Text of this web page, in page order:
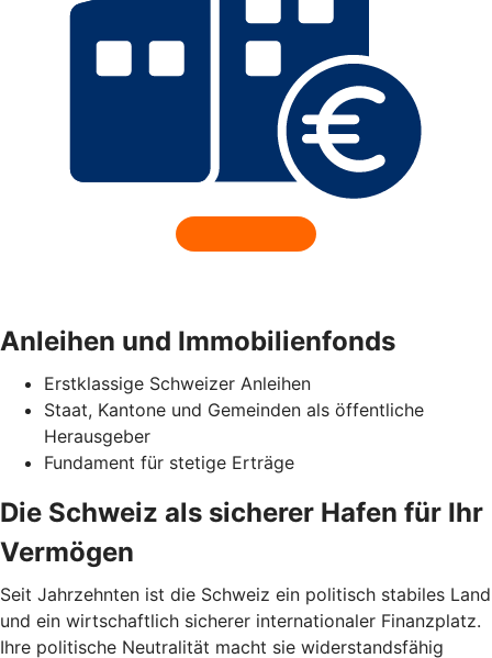
Anleihen und Immobilienfonds
Erstklassige Schweizer Anleihen
Staat, Kantone und Gemeinden als öffentliche
Herausgeber
Fundament für stetige Erträge
Die Schweiz als sicherer Hafen für Ihr
Vermögen
Seit Jahrzehnten ist die Schweiz ein politisch stabiles Land
und ein wirtschaftlich sicherer internationaler Finanzplatz.
Ihre politische Neutralität macht sie widerstandsfähig